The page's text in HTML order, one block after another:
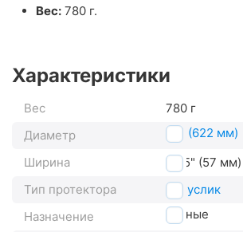
Вес: 780 г.
Характеристики
Вес
780 г
Диаметр
29" (622 мм)
Ширина
2.25" (57 мм)
Тип протектора
полуслик
Назначение
горные